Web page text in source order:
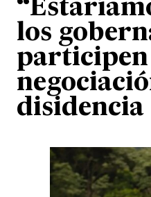
los
participen
disidencia